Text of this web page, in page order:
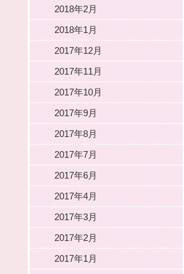
2018年2月
2018年1月
2017年12月
2017年11月
2017年10月
2017年9月
2017年8月
2017年7月
2017年6月
2017年4月
2017年3月
2017年2月
2017年1月